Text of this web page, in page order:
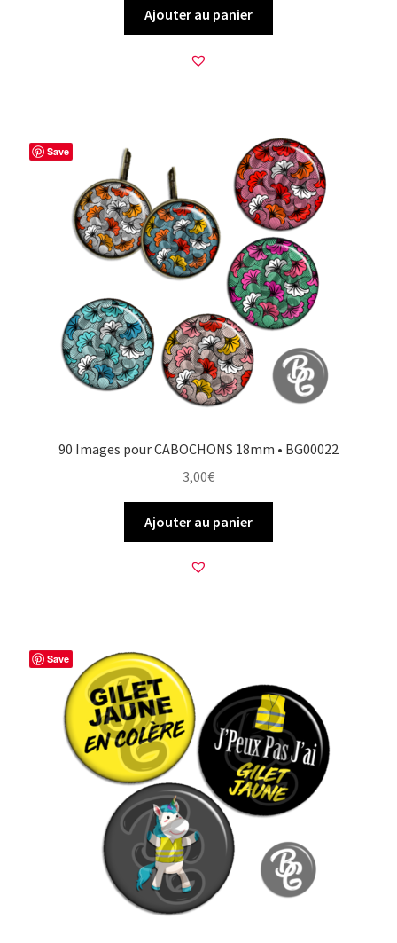
Ajouter au panier
Save
90 Images pour CABOCHONS 18mm • BG00022
3,00€
Ajouter au panier
Save